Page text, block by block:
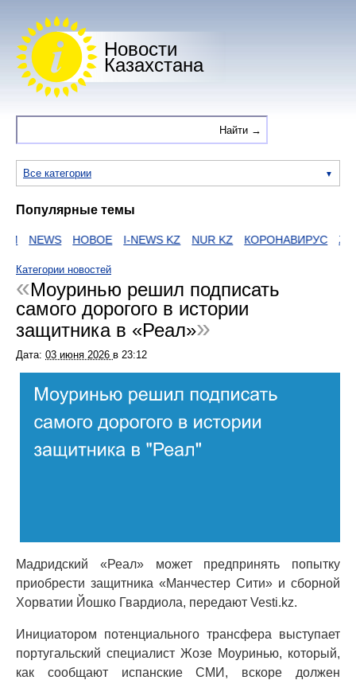
Новости
Казахстана
Все категории
Популярные темы
NEWS НОВОЕ I-NEWS KZ NUR KZ КОРОНАВИРУС
Категории новостей
Моуринью решил подписать
самого дорогого в истории
защитника в «Реал»
Дата: 03 июня 2026 в 23:12
Мадридский «Реал» может предпринять попытку
приобрести защитника «Манчестер Сити» и сборной
Хорватии Йошко Гвардиола, передают Vesti.kz.
Инициатором потенциального трансфера выступает
португальский специалист Жозе Моуринью, который,
как сообщают испанские СМИ, вскоре должен